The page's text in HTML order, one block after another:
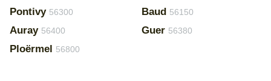
Pontivy 56300
Auray 56400
Ploërmel 56800
Baud 56150
Guer 56380